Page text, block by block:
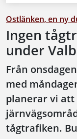
Ostlänken, en ny
Ingen
under
Från
med
planerar vi
tågtrafiken.